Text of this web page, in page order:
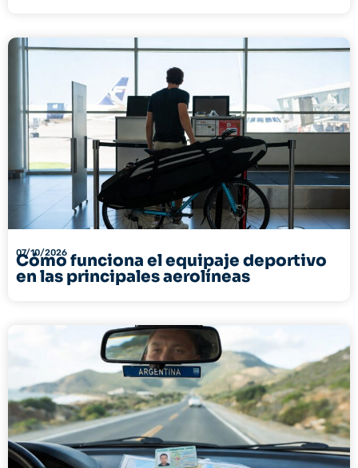
07/10/2026
Cómo funciona el equipaje deportivo
en las principales aerolíneas